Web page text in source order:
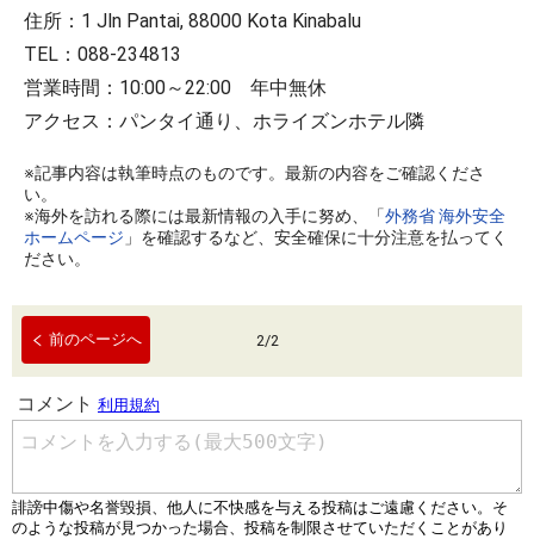
住所：1 Jln Pantai, 88000 Kota Kinabalu
TEL：088-234813
営業時間：10:00～22:00 年中無休
アクセス：パンタイ通り、ホライズンホテル隣
※記事内容は執筆時点のものです。最新の内容をご確認くださ
い。
※海外を訪れる際には最新情報の入手に努め、「外務省 海外安全
ホームページ 」を確認するなど、安全確保に十分注意を払ってく
ださい。
前のページへ 2/2